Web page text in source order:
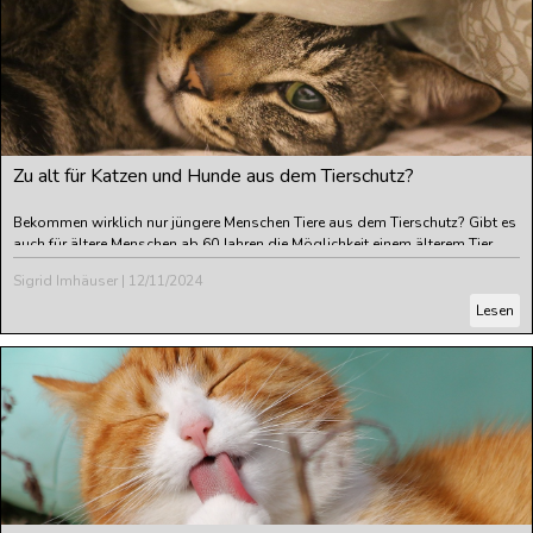
Zu alt für Katzen und Hunde aus dem Tierschutz?
Bekommen wirklich nur jüngere Menschen Tiere aus dem Tierschutz? Gibt es
auch für ältere Menschen ab 60 Jahren die Möglichkeit einem älterem Tier
gemeinsamen Lebensabend zu geben?
Sigrid Imhäuser | 12/11/2024
Lesen